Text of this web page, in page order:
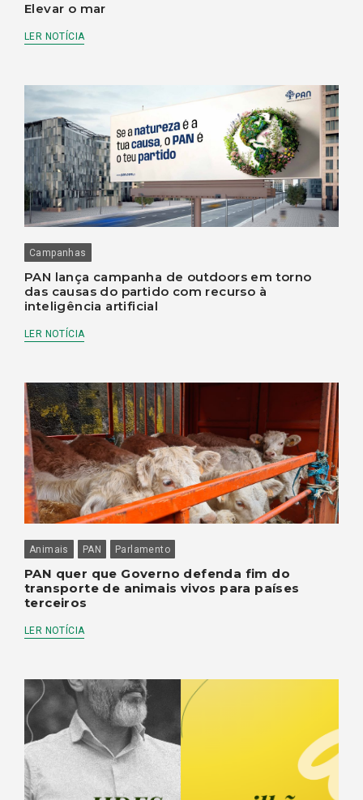
Elevar o mar
LER NOTÍCIA
Campanhas
PAN lança campanha de outdoors em torno
das causas do partido com recurso à
inteligência artificial
LER NOTÍCIA
Animais PAN Parlamento
PAN quer que Governo defenda fim do
transporte de animais vivos para países
terceiros
LER NOTÍCIA